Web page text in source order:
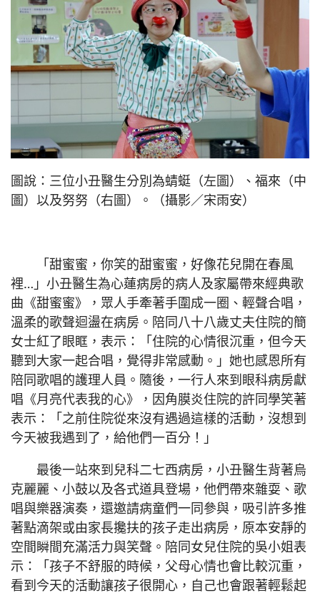
圖說：三位小丑醫生分別為蜻蜓（左圖）、福來（中
圖）以及努努（右圖）。（攝影／宋雨安）
「甜蜜蜜，你笑的甜蜜蜜，好像花兒開在春風
裡…」小丑醫生為心蓮病房的病人及家屬帶來經典歌
曲《甜蜜蜜》，眾人手牽著手圍成一圈、輕聲合唱，
溫柔的歌聲迴盪在病房。陪同八十八歲丈夫住院的簡
女士紅了眼眶，表示：「住院的心情很沉重，但今天
聽到大家一起合唱，覺得非常感動。」她也感恩所有
陪同歌唱的護理人員。隨後，一行人來到眼科病房獻
唱《月亮代表我的心》，因角膜炎住院的許同學笑著
表示：「之前住院從來沒有遇過這樣的活動，沒想到
今天被我遇到了，給他們一百分！」
最後一站來到兒科二七西病房，小丑醫生背著烏
克麗麗、小鼓以及各式道具登場，他們帶來雜耍、歌
唱與樂器演奏，還邀請病童們一同參與，吸引許多推
著點滴架或由家長攙扶的孩子走出病房，原本安靜的
空間瞬間充滿活力與笑聲。陪同女兒住院的吳小姐表
示：「孩子不舒服的時候，父母心情也會比較沉重，
看到今天的活動讓孩子很開心，自己也會跟著輕鬆起